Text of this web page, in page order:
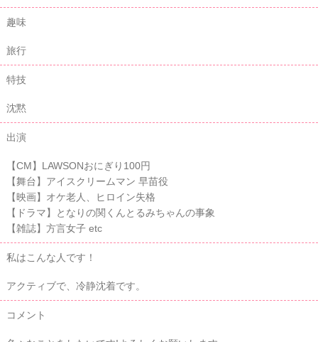
趣味
旅行
特技
沈黙
出演
【CM】LAWSONおにぎり100円
【舞台】アイスクリームマン 早苗役
【映画】オケ老人、ヒロイン失格
【ドラマ】となりの関くんとるみちゃんの事象
【雑誌】方言女子 etc
私はこんな人です！
アクティブで、冷静沈着です。
コメント